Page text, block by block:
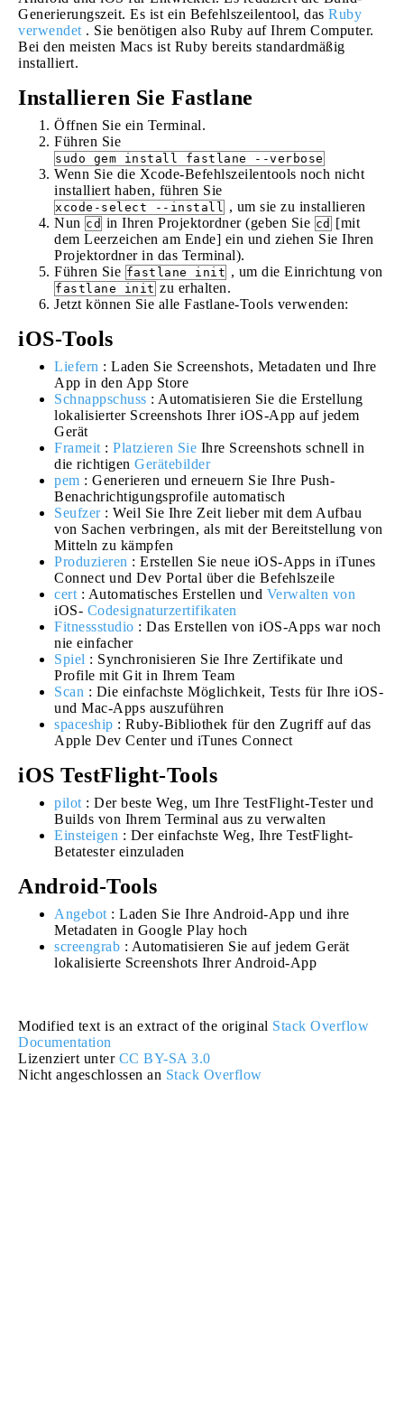
Generierungszeit. Es ist ein Befehlszeilentool, das Ruby
verwendet . Sie benötigen also Ruby auf Ihrem Computer.
Bei den meisten Macs ist Ruby bereits standardmäßig
installiert.
Installieren Sie Fastlane
Öffnen Sie ein Terminal.
Führen Sie
sudo gem install fastlane --verbose
Wenn Sie die Xcode-Befehlszeilentools noch nicht
installiert haben, führen Sie
xcode-select --install , um sie zu installieren
Nun cd in Ihren Projektordner (geben Sie cd [mit
dem Leerzeichen am Ende] ein und ziehen Sie Ihren
Projektordner in das Terminal).
Führen Sie fastlane init , um die Einrichtung von
fastlane init zu erhalten.
Jetzt können Sie alle Fastlane-Tools verwenden:
iOS-Tools
Liefern : Laden Sie Screenshots, Metadaten und Ihre
App in den App Store
Schnappschuss : Automatisieren Sie die Erstellung
lokalisierter Screenshots Ihrer iOS-App auf jedem
Gerät
Frameit : Platzieren Sie Ihre Screenshots schnell in
die richtigen Gerätebilder
pem : Generieren und erneuern Sie Ihre Push-
Benachrichtigungsprofile automatisch
Seufzer: Weil Sie Ihre Zeit lieber mit dem Aufbau
von Sachen verbringen, als mit der Bereitstellung von
Mitteln zu kämpfen
Produzieren : Erstellen Sie neue iOS-Apps in iTunes
Connect und Dev Portal über die Befehlszeile
cert : Automatisches Erstellen und Verwalten von
iOS- Codesignaturzertifikaten
Fitnessstudio : Das Erstellen von iOS-Apps war noch
nie einfacher
Spiel : Synchronisieren Sie Ihre Zertifikate und
Profile mit Git in Ihrem Team
Scan : Die einfachste Möglichkeit, Tests für Ihre iOS-
und Mac-Apps auszuführen
spaceship : Ruby-Bibliothek für den Zugriff auf das
Apple Dev Center und iTunes Connect
iOS TestFlight-Tools
pilot : Der beste Weg, um Ihre TestFlight-Tester und
Builds von Ihrem Terminal aus zu verwalten
Einsteigen : Der einfachste Weg, Ihre TestFlight-
Betatester einzuladen
Android-Tools
Angebot : Laden Sie Ihre Android-App und ihre
Metadaten in Google Play hoch
screengrab : Automatisieren Sie auf jedem Gerät
lokalisierte Screenshots Ihrer Android-App
Modified text is an extract of the original Stack Overflow
Documentation
Lizenziert unter CC BY-SA 3.0
Nicht angeschlossen an Stack Overflow